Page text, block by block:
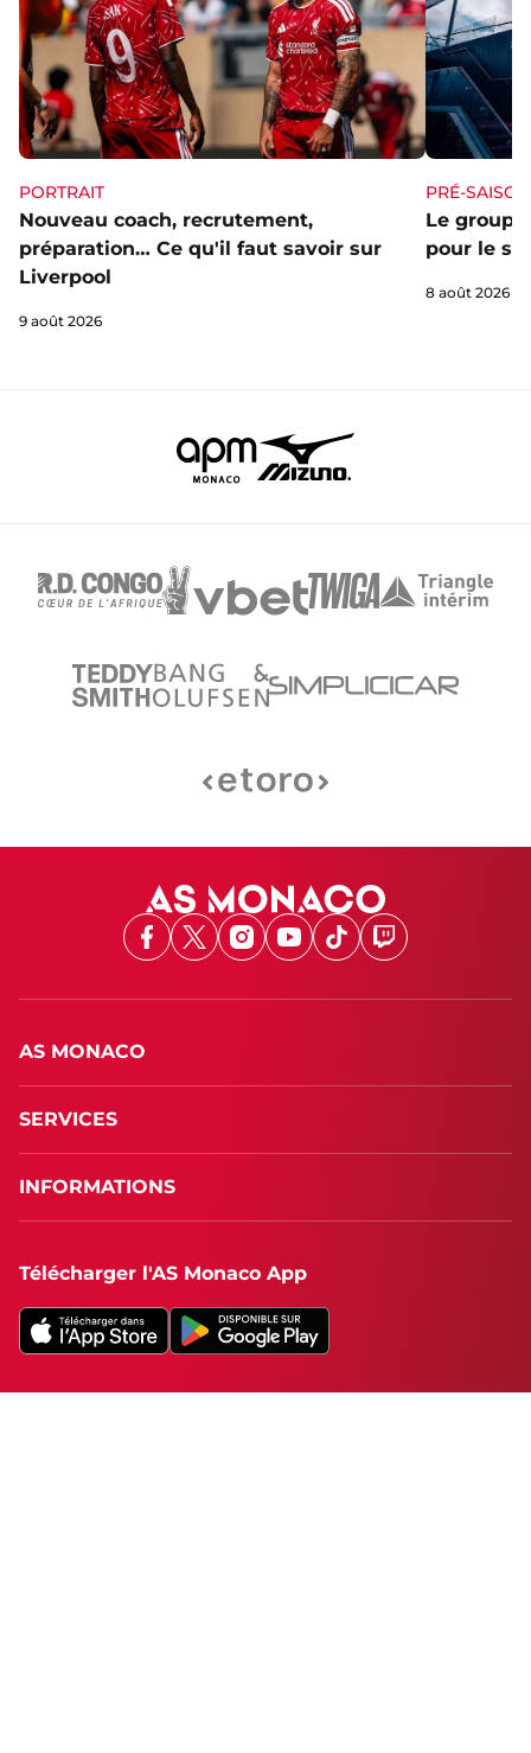
PORTRAIT
Nouveau coach, recrutement,
préparation… Ce qu'il faut savoir sur
Liverpool
9 août 2026
PRÉ-SAISON
Le groupe
pour le
8 août 2026
Facebook
X Instagram
Youtube
TikTokTwitch
AS MONACO
SERVICES
INFORMATIONS
Télécharger l'AS Monaco App